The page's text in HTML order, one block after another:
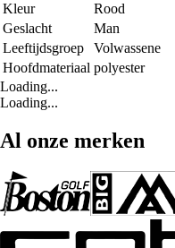
Kleur
Rood
Geslacht
Man
Leeftijdsgroep
Volwassene
Hoofdmateriaal polyester
Loading...
Loading...
Al onze merken